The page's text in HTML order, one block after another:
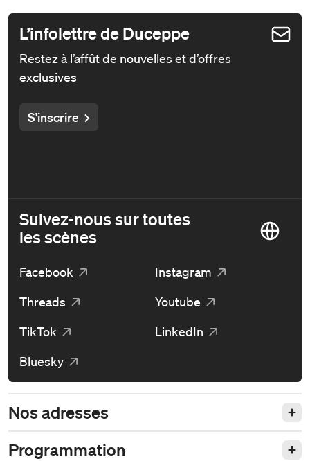
L’infolettre de Duceppe
Restez à l’affût de nouvelles et d’offres
exclusives
S'inscrire
Suivez-nous sur toutes
les scènes
Facebook
Instagram
Threads
Youtube
TikTok
LinkedIn
Bluesky
Nos adresses
Programmation